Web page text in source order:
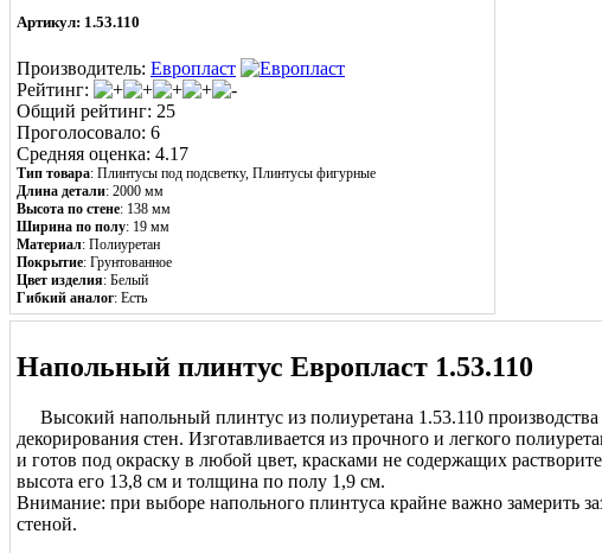
Артикул: 1.53.110
Производитель: Европласт
Рейтинг:
Общий рейтинг: 25
Проголосовало: 6
Средняя оценка: 4.17
Тип товара: Плинтусы под подсветку, Плинтусы фигурные
Длина детали: 2000 мм
Высота по стене: 138 мм
Ширина по полу: 19 мм
Материал: Полиуретан
Покрытие: Грунтованное
Цвет изделия: Белый
Гибкий аналог: Есть
Напольный плинтус Европласт 1.53.110
Высокий напольный плинтус из полиуретана 1.53.110
декорирования стен. Изготавливается из прочного и легкого
и готов под окраску в любой цвет, красками не содержащих
высота его 13,8 см и толщина по полу 1,9 см.
Внимание: при выборе напольного плинтуса крайне важно замерить
стеной.